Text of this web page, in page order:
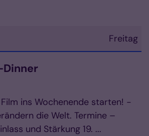
Freitag
2026
ins Wochenende starten! -
die Welt. Termine –
und Stärkung 19. ...